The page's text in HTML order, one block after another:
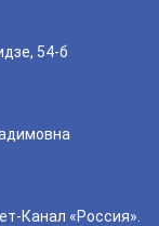
54-б
Канал «Россия».